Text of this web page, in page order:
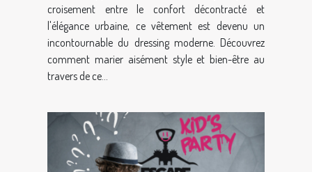
croisement entre le confort décontracté et
l'élégance urbaine, ce vêtement est devenu un
incontournable du dressing moderne. Découvrez
comment marier aisément style et bien-être au
travers de ce...